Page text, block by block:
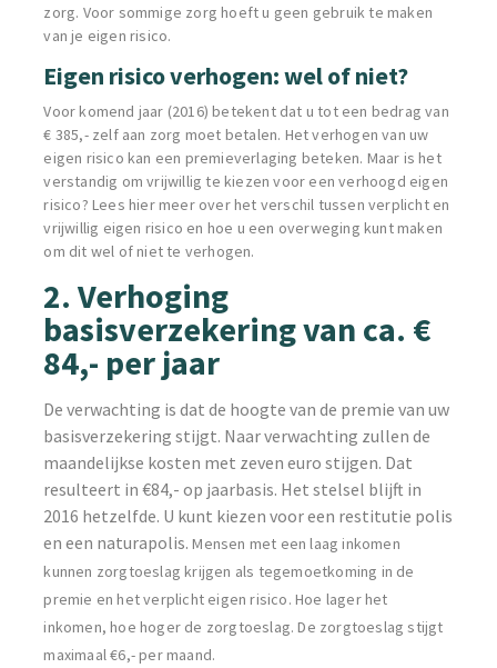
zorg. Voor sommige zorg hoeft u geen gebruik te maken
van je eigen risico.
Eigen risico verhogen: wel of niet?
Voor komend jaar (2016) betekent dat u tot een bedrag van
€ 385,- zelf aan zorg moet betalen. Het verhogen van uw
eigen risico kan een premieverlaging beteken. Maar is het
verstandig om vrijwillig te kiezen voor een verhoogd eigen
risico? Lees hier meer over het verschil tussen verplicht en
vrijwillig eigen risico en hoe u een overweging kunt maken
om dit wel of niet te verhogen.
2. Verhoging
basisverzekering van ca. €
84,- per jaar
De verwachting is dat de hoogte van de premie van uw
basisverzekering stijgt. Naar verwachting zullen de
maandelijkse kosten met zeven euro stijgen. Dat
resulteert in €84,- op jaarbasis. Het stelsel blijft in
2016 hetzelfde. U kunt kiezen voor een restitutie polis
en een naturapolis.Mensen met een laag inkomen
kunnen zorgtoeslag krijgen als tegemoetkoming in de
premie en het verplicht eigen risico. Hoe lager het
inkomen, hoe hoger de zorgtoeslag. De zorgtoeslag stijgt
maximaal €6,- per maand.